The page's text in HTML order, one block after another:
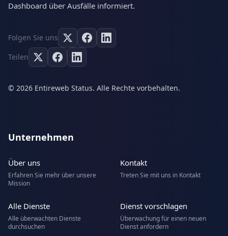
Dashboard über Ausfälle informiert.
Folgen Sie uns
Teilen
© 2026 Entireweb Status. Alle Rechte vorbehalten.
Unternehmen
Über uns
Erfahren Sie mehr über unsere
Mission
Kontakt
Treten Sie mit uns in Kontakt
Alle Dienste
Alle überwachten Dienste
durchsuchen
Dienst vorschlagen
Überwachung für einen neuen
Dienst anfordern